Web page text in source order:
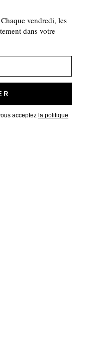
vendredi, les
dans votre
acceptez la politique